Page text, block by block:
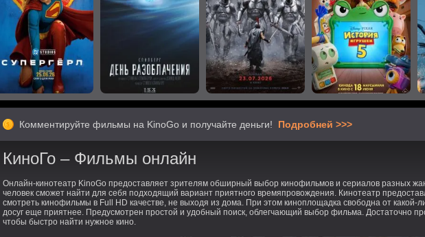
Комментируйте фильмы на KinoGo и получайте деньги! Подробней >>>
КиноГо – Фильмы онлайн
Онлайн-кинотеатр KinoGo предоставляет зрителям обширный выбор кинофильмов и сериалов разных
человек сможет найти для себя подходящий вариант приятного времяпровождения. Кинотеатр
смотреть кинофильмы в Full HD качестве, не выходя из дома. При этом киноплощадка свободна от какой-
досуг еще приятнее. Предусмотрен простой и удобный поиск, облегчающий выбор фильма. Достаточно
чтобы быстро найти нужное кино.